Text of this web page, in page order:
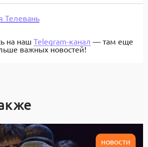
Телевань
на наш Telegram-канал — там еще
важных новостей!
НОВОСТИ